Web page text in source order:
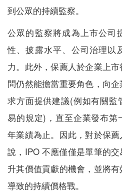
到公眾的持續監察。
公眾的監察將成為上市公司
性、披露水平、公司治理以
力。此外，保薦人於企業上
問仍然能擔當重要角色，向
求方面提供建議(例如有關監
易的規定)，直至企業發布第
年業績為止。因此，對於保
說，IPO 不應僅僅是單筆的
升其價值貢獻的機會，並將
導致的持續價格戰。